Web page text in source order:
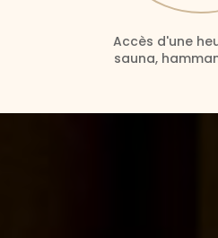
Accès d'une
sauna,